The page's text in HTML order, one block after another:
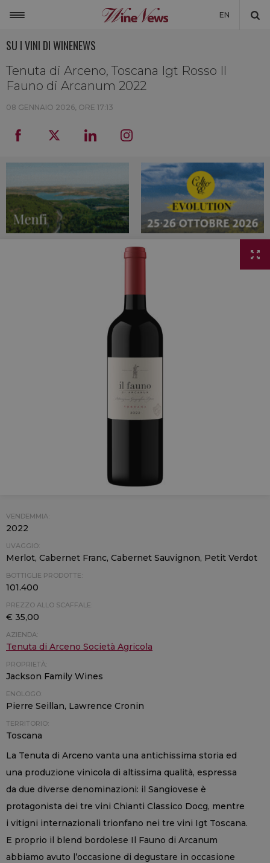
EN
MONDO
NON SOLO VINO
LA CANTINA DI WINENEWS
DICONO DI NOI
WINENEWS TV
SU I VINI DI WINENEWS
Tenuta di Arceno, Toscana Igt Rosso Il
Fauno di Arcanum 2022
08 GENNAIO 2026, ORE 17:13
VENDEMMIA:
2022
UVAGGIO:
Merlot, Cabernet Franc, Cabernet Sauvignon, Petit Verdot
BOTTIGLIE PRODOTTE:
101.400
PREZZO ALLO SCAFFALE:
€ 35,00
AZIENDA:
Tenuta di Arceno Società Agricola
PROPRIETÀ:
Jackson Family Wines
ENOLOGO:
Pierre Seillan, Lawrence Cronin
TERRITORIO:
Toscana
La Tenuta di Arceno vanta una antichissima storia ed
una produzione vinicola di altissima qualità, espressa
da due diverse denominazioni: il Sangiovese è
protagonista dei tre vini Chianti Classico Docg, mentre
i vitigni internazionali trionfano nei tre vini Igt Toscana.
E proprio il blend bordolese Il Fauno di Arcanum
abbiamo avuto l’occasione di degustare in occasione